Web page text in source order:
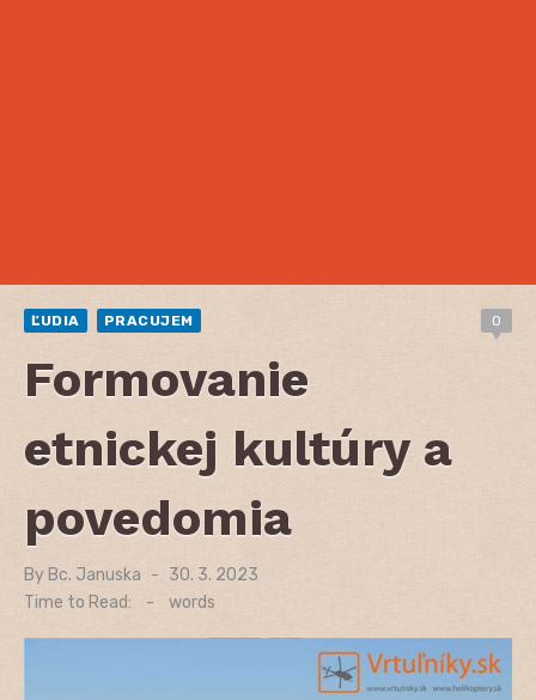
ĽUDIA PRACUJEM 0
Formovanie
etnickej kultúry a
povedomia
By Bc. Januska
Posted
on
30. 3. 2023
Time to Read:
- words